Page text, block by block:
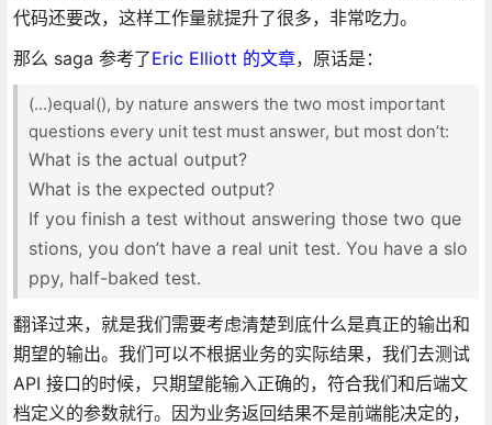
代码还要改，这样工作量就提升了很多，非常吃力。
那么 saga 参考了Eric Elliott 的文章，原话是：
(...)equal(), by nature answers the two most important
questions every unit test must answer, but most don’t:
What is the actual output?
What is the expected output?
If you finish a test without answering those two que
stions, you don’t have a real unit test. You have a slo
ppy, half-baked test.
翻译过来，就是我们需要考虑清楚到底什么是真正的输出和
期望的输出。我们可以不根据业务的实际结果，我们去测试
API 接口的时候，只期望能输入正确的，符合我们和后端文
档定义的参数就行。因为业务返回结果不是前端能决定的，